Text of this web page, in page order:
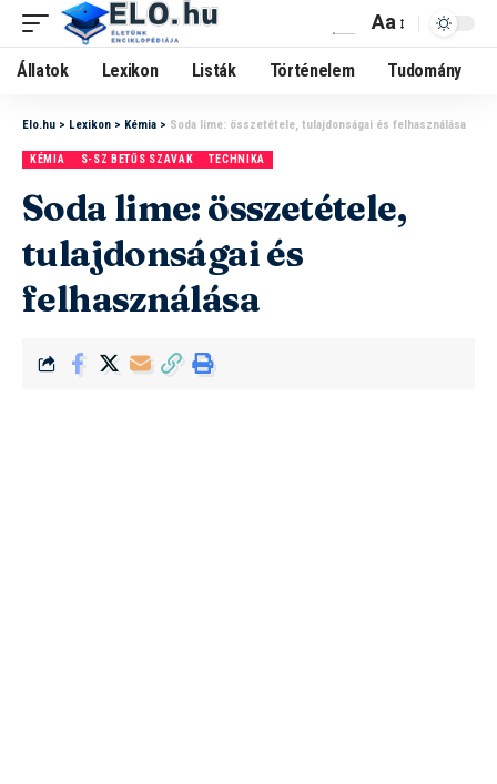
Aa
Állatok Lexikon Listák Történelem Tudomány
Elo.hu > Lexikon > Kémia > Soda lime: összetétele, tulajdonságai és felhasználása
KÉMIA S-SZ BETŰS SZAVAK TECHNIKA
Soda lime: összetétele,
tulajdonságai és
felhasználása